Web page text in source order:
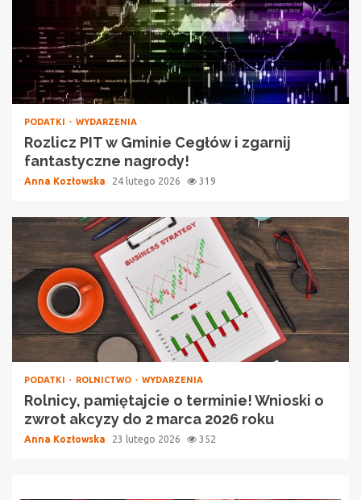
PODATKI WYDARZENIA
Rozlicz PIT w Gminie Cegłów i zgarnij
fantastyczne nagrody!
Anna Kozłowska 24 lutego 2026 319
PODATKI ROLNICTWO WYDARZENIA
Rolnicy, pamiętajcie o terminie! Wnioski o
zwrot akcyzy do 2 marca 2026 roku
Anna Kozłowska 23 lutego 2026 352